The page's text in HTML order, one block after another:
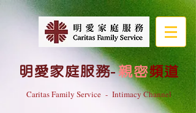
明愛家庭服務-親密頻道
Caritas Family Service - Intimacy Channel